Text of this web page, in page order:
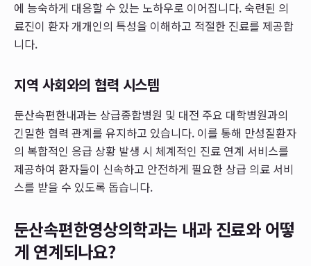
에 능숙하게 대응할 수 있는 노하우로 이어집니다. 숙련된 의
료진이 환자 개개인의 특성을 이해하고 적절한 진료를 제공합
니다.
지역 사회와의 협력 시스템
둔산속편한내과는 상급종합병원 및 대전 주요 대학병원과의
긴밀한 협력 관계를 유지하고 있습니다. 이를 통해 만성질환자
의 복합적인 응급 상황 발생 시 체계적인 진료 연계 서비스를
제공하여 환자들이 신속하고 안전하게 필요한 상급 의료 서비
스를 받을 수 있도록 돕습니다.
둔산속편한영상의학과는 내과 진료와 어떻
게 연계되나요?